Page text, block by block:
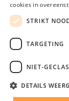
cookies in
STRIKT
TARGETING
NIET-
DETAILS